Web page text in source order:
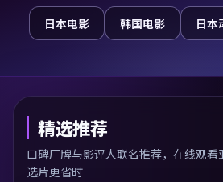
日本电影 韩国电影 日本
精选推荐
口碑厂牌与影评人联名推荐，在线观看
选片更省时